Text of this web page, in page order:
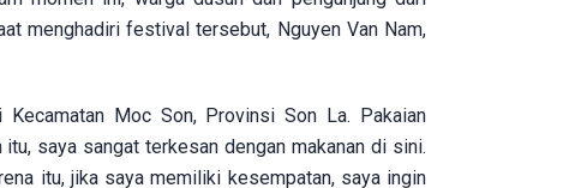
menghadiri festival tersebut, Nguyen Van Nam,
Moc Son, Provinsi Son La. Pakaian
saya sangat terkesan dengan makanan di sini.
itu, jika saya memiliki kesempatan, saya ingin